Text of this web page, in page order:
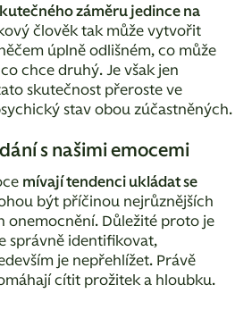
záměru jedince na
člověk tak může vytvořit
úplně odlišném, co může
chce druhý. Je však jen
skutečnost přeroste ve
stav obou zúčastněných.
s našimi emocemi
mívají tendenci ukládat se
být příčinou nejrůznějších
onemocnění. Důležité proto je
správně identifikovat,
je nepřehlížet. Právě
cítit prožitek a hloubku.